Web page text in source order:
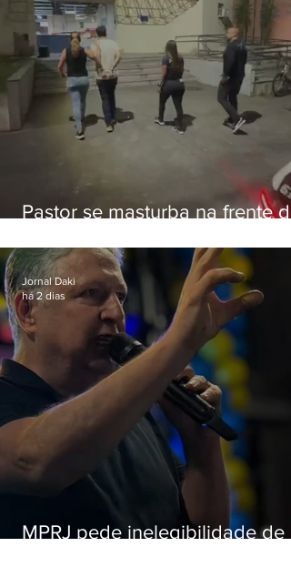
Pastor se masturba na frente de
MPRJ pede inelegibilidade de
Jornal Daki
há 2 dias